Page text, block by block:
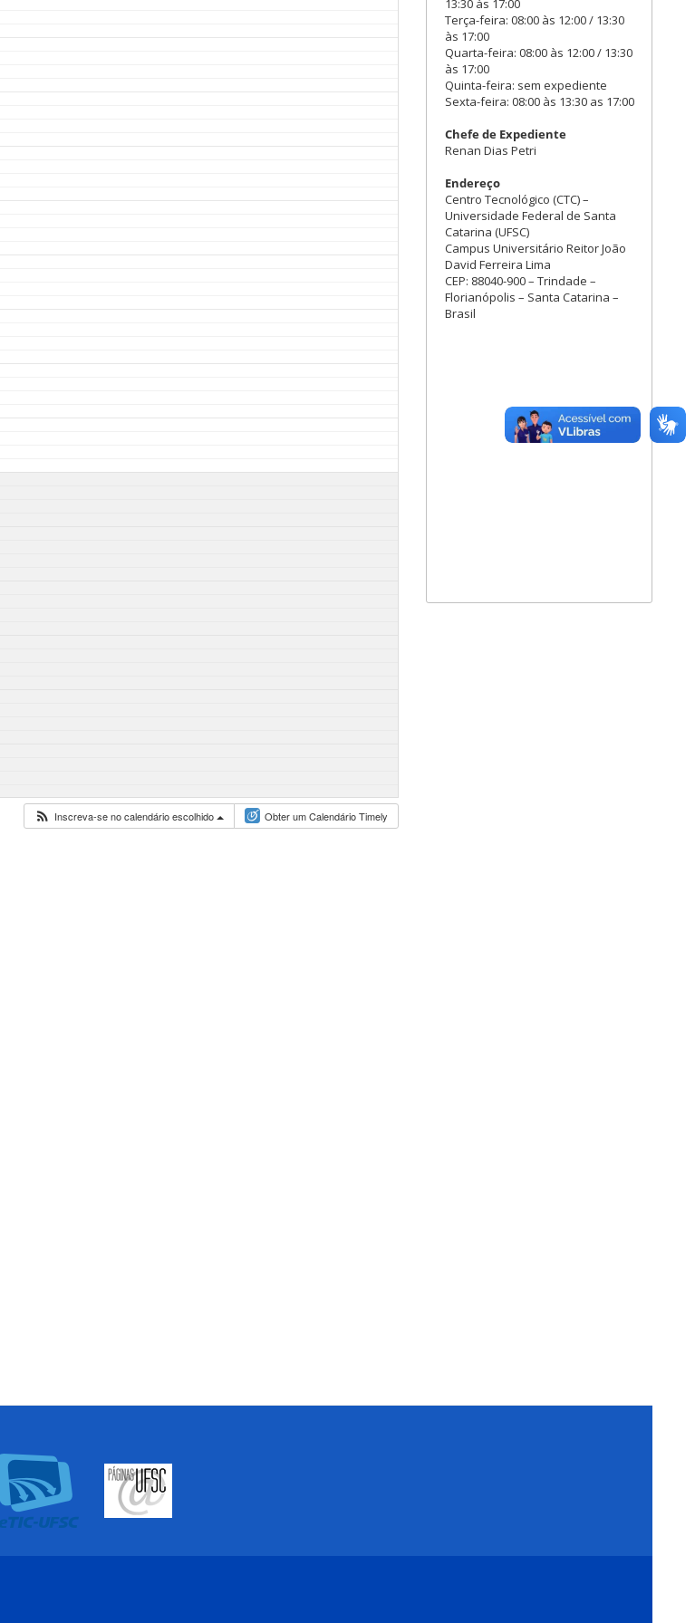
Inscreva-se no calendário escolhido Obter um Calendário Timely
13:30 às 17:00
Terça-feira: 08:00 às 12:00 / 13:30
às 17:00
Quarta-feira: 08:00 às 12:00 / 13:30
às 17:00
Quinta-feira: sem expediente
Sexta-feira: 08:00 às 13:30 as 17:00
Chefe de Expediente
Renan Dias Petri
Endereço
Centro Tecnológico (CTC) –
Universidade Federal de Santa
Catarina (UFSC)
Campus Universitário Reitor João
David Ferreira Lima
CEP: 88040-900 – Trindade –
Florianópolis – Santa Catarina –
Brasil